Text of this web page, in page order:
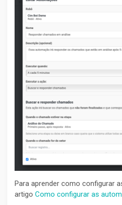
Para aprender como configurar
artigo Como configurar as